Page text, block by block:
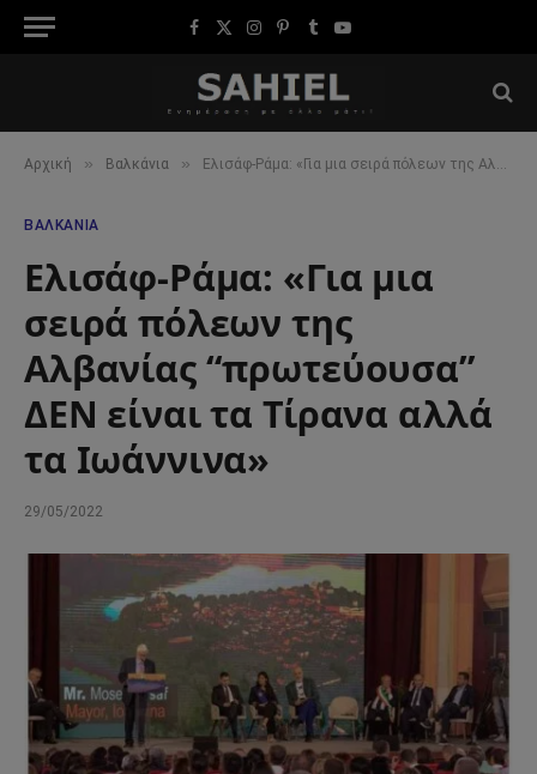
Facebook
X
Instagram
Pinterest
TumblrYouTube
Αρχική » Βαλκάνια » Ελισάφ-Ράμα: «Για μια σειρά πόλεων της Αλβανίας “πρωτεύουσα” ΔΕΝ είναι τα Τίρανα αλλά τα Ιωάννινα»
ΒΑΛΚΆΝΙΑ
Ελισάφ-Ράμα: «Για μια
σειρά πόλεων της
Αλβανίας “πρωτεύουσα”
ΔΕΝ είναι τα Τίρανα αλλά
τα Ιωάννινα»
29/05/2022